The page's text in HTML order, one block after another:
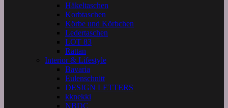
Häkeltaschen
Korbtaschen
Körbe und Körbchen
Ledertaschen
LOT 83
Rattan
Interior & Lifestyle
Bavaria
Eulenschnitt
DESIGN LETTERS
kknekki
NBDC